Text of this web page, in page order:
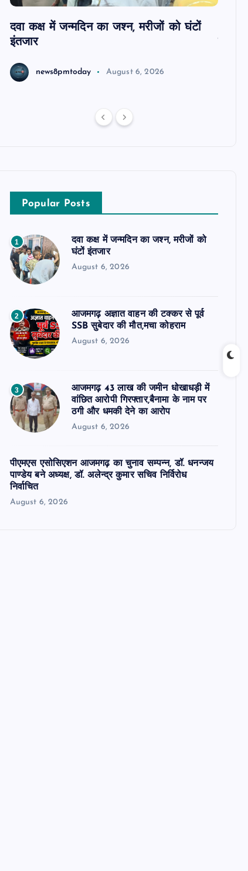
दवा कक्ष में जन्मदिन का जश्न, मरीजों को घंटों
इंतजार
news8pmtoday August 6, 2026
Popular Posts
1
दवा कक्ष में जन्मदिन का जश्न, मरीजों को
घंटों इंतजार
August 6, 2026
2
आजमगढ़ अज्ञात वाहन की टक्कर से पूर्व
SSB सुबेदार की मौत,मचा कोहराम
August 6, 2026
3
आजमगढ़ 43 लाख की जमीन धोखाधड़ी में
वांछित आरोपी गिरफ्तार,बैनामा के नाम पर
ठगी और धमकी देने का आरोप
August 6, 2026
पीएमएस एसोसिएशन आजमगढ़ का चुनाव सम्पन्न, डॉ. धनन्जय
पाण्डेय बने अध्यक्ष, डॉ. अलेन्द्र कुमार सचिव निर्विरोध
निर्वाचित
August 6, 2026